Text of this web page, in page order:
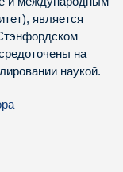
является
на
наукой.